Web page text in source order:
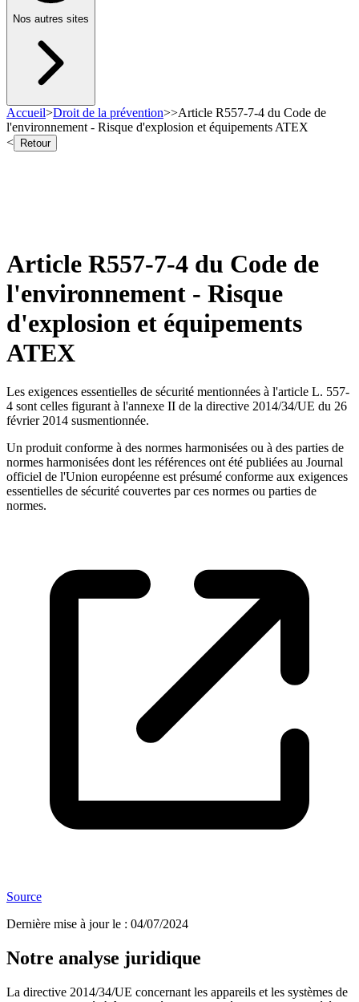
Nos autres sites
Accueil>Droit de la prévention>>Article R557-7-4 du Code de
l'environnement - Risque d'explosion et équipements ATEX
<
Retour
Article R557-7-4 du Code de
l'environnement - Risque
d'explosion et équipements
ATEX
Les exigences essentielles de sécurité mentionnées à l'article L. 557-
4 sont celles figurant à l'annexe II de la directive 2014/34/UE du 26
février 2014 susmentionnée.
Un produit conforme à des normes harmonisées ou à des parties de
normes harmonisées dont les références ont été publiées au Journal
officiel de l'Union européenne est présumé conforme aux exigences
essentielles de sécurité couvertes par ces normes ou parties de
normes.
Source
Dernière mise à jour le : 04/07/2024
Notre analyse juridique
La directive 2014/34/UE concernant les appareils et les systèmes de